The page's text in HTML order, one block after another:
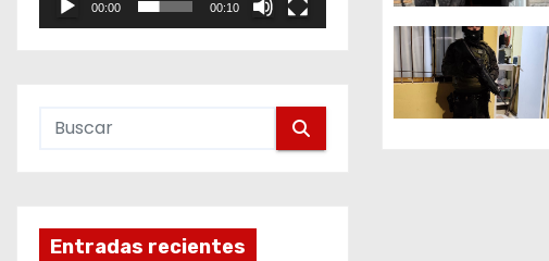
00:00 00:10
Entradas recientes
d
e
e